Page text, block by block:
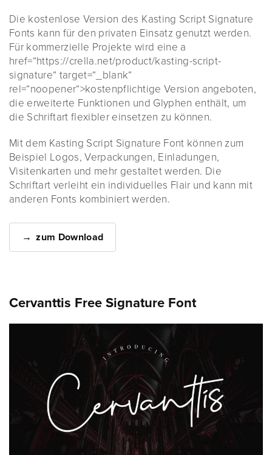
Die kostenlose Version des Kasting Script Signature
Fonts kann für den privaten Einsatz genutzt werden.
Für kommerzielle Projekte wird eine a
href=“https://crella.net/product/kasting-script-
signature“ target=“_blank“
rel=“noopener“>kostenpflichtige Version angeboten,
die erweiterte Funktionen und Glyphen enthält, um
die Schriftart flexibler einsetzen zu können.
Mit dem Kasting Script Signature Font können zum
Beispiel Logos, Verpackungen, Einladungen,
Visitenkarten und mehr gestaltet werden. Die
Schriftart verleiht ein individuelles Flair und kann mit
anderen Fonts kombiniert werden.
zum Download
Cervanttis Free Signature Font